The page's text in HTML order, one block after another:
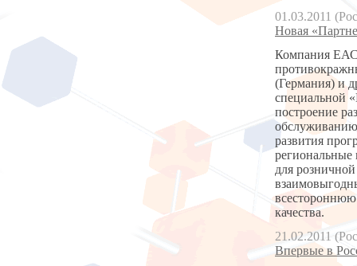
01.03.2011
Новая
Компания ЕАС
(Германия) и
специальной
построение
развития
для
качества.
21.02.2011
Впервые в